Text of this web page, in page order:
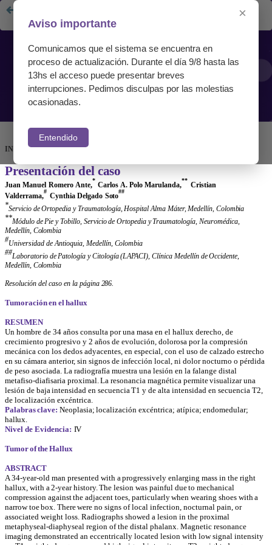
×
Aviso importante
Comunicamos que el sistema se encuentra en
proceso de actualización. Durante el día 9/8 hasta las
13hs el acceso puede presentar breves
interrupciones. Pedimos disculpas por las molestias
ocasionadas.
Entendido